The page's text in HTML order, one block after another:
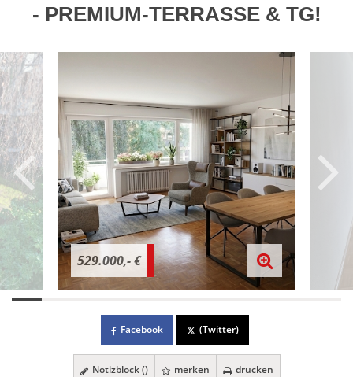
- PREMIUM-TERRASSE & TG!
529.000,- €
Facebook (Twitter)
Notizblock () merken drucken